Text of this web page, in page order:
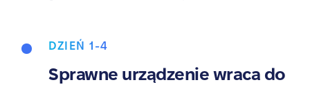
DZIEŃ 1-4
Sprawne urządzenie wraca do